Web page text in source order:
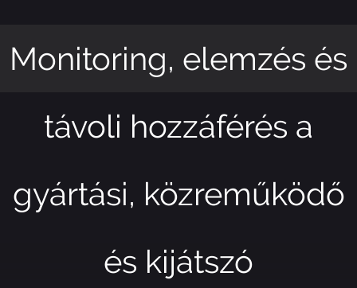
Monitoring, elemzés és
távoli hozzáférés a
gyártási, közreműködő
és kijátszó